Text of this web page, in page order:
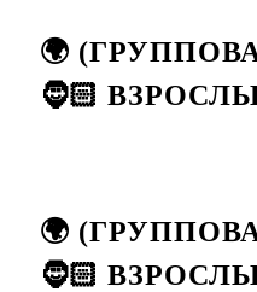
🌍
🧔🏻
🌍
🧔🏻